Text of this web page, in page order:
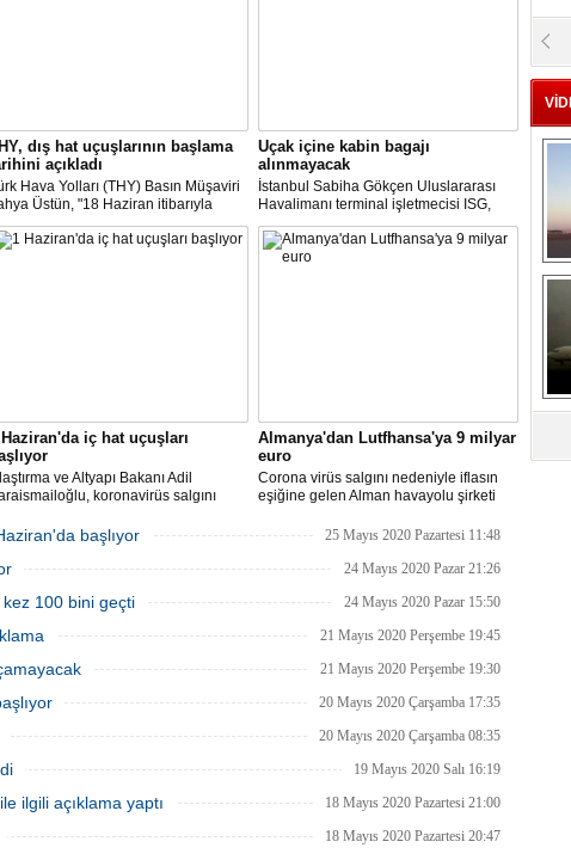
dış hat uçuşlarının başlama
açıkladı
Hava Yolları (THY) Basın Müşaviri
Üstün, "18 Haziran itibarıyla
16 şehirden Anadolu’daki
noktaya direkt uçmaya başlayacağız"
Uçak içine kabin bagajı
alınmayacak
İstanbul Sabiha Gökçen Uluslararası
Havalimanı terminal işletmecisi ISG,
yarın başlayacak iç hat uçuşlarında
uçak içerisine kabin bagajı kabul
edilmeyeceğini duyurdu.
iç hat uçuşları
ve Altyapı Bakanı Adil
koronavirüs salgını
1 Haziran itibarıyla iç
yeniden başlayacağını bildirdi.
Almanya'dan Lutfhansa'ya 9 milyar
euro
Corona virüs salgını nedeniyle iflasın
eşiğine gelen Alman havayolu şirketi
anlaşma sağlandı.
başlıyor 25 Mayıs 2020 Pazartesi 11:48
24 Mayıs 2020 Pazar 21:26
100 bini geçti 24 Mayıs 2020 Pazar 15:50
21 Mayıs 2020 Perşembe 19:45
21 Mayıs 2020 Perşembe 19:30
20 Mayıs 2020 Çarşamba 17:35
20 Mayıs 2020 Çarşamba 08:35
19 Mayıs 2020 Salı 16:19
ilgili açıklama yaptı 18 Mayıs 2020 Pazartesi 21:00
18 Mayıs 2020 Pazartesi 20:47